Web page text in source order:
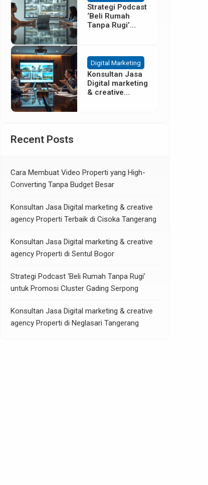
Strategi Podcast
‘Beli Rumah
Tanpa Rugi’
Digital Marketing
Konsultan Jasa
Digital marketing
& creative
Recent Posts
Cara Membuat Video Properti yang High-
Converting Tanpa Budget Besar
Konsultan Jasa Digital marketing & creative
agency Properti Terbaik di Cisoka Tangerang
Konsultan Jasa Digital marketing & creative
agency Properti di Sentul Bogor
Strategi Podcast ‘Beli Rumah Tanpa Rugi’
untuk Promosi Cluster Gading Serpong
Konsultan Jasa Digital marketing & creative
agency Properti di Neglasari Tangerang